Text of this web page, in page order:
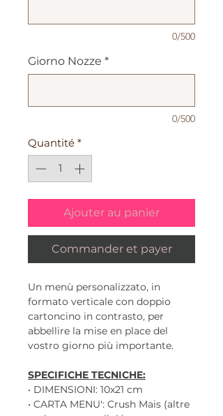
0/500
Giorno Nozze *
0/500
Quantité *
Ajouter au panier
Commander et payer
Un menù personalizzato, in
formato verticale con doppio
cartoncino in contrasto, per
abbellire la mise en place del
vostro giorno più importante.
SPECIFICHE TECNICHE:
• DIMENSIONI: 10x21 cm
• CARTA MENU': Crush Mais (altre